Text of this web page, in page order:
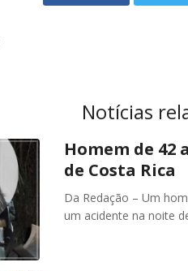
Notícias
Homem de
de Costa Rica
Da Redação – Um
um acidente na noite